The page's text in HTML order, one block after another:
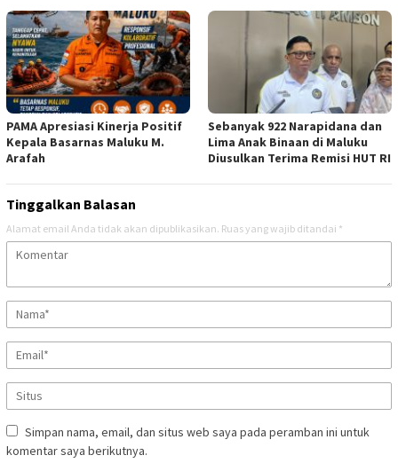
PAMA Apresiasi Kinerja Positif
Kepala Basarnas Maluku M.
Arafah
Sebanyak 922 Narapidana dan
Lima Anak Binaan di Maluku
Diusulkan Terima Remisi HUT RI
Tinggalkan Balasan
Alamat email Anda tidak akan dipublikasikan. Ruas yang wajib ditandai *
Simpan nama, email, dan situs web saya pada peramban ini untuk
komentar saya berikutnya.